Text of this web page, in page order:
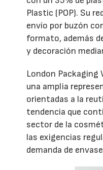
Plastic (POP). Su
envío por buzón
formato, además
y decoración
London Packaging
una amplia
orientadas a la
tendencia que
sector de la
las exigencias
demanda de